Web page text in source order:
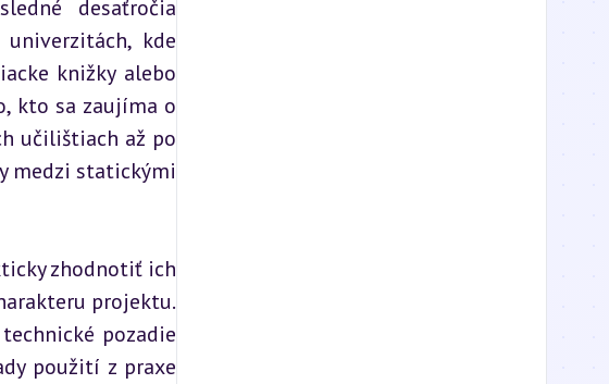
desaťročia
kde
knižky alebo
kto sa zaujíma o
učilištiach až po
medzi statickými
zhodnotiť ich
projektu.
pozadie
použití z praxe